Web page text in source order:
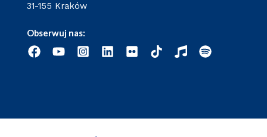
31-155 Kraków
Obserwuj nas: